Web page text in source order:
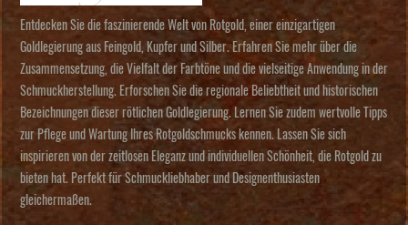
Entdecken Sie die faszinierende Welt von Rotgold, einer einzigartigen
Goldlegierung aus Feingold, Kupfer und Silber. Erfahren Sie mehr über die
Zusammensetzung, die Vielfalt der Farbtöne und die vielseitige Anwendung in der
Schmuckherstellung. Erforschen Sie die regionale Beliebtheit und historischen
Bezeichnungen dieser rötlichen Goldlegierung. Lernen Sie zudem wertvolle Tipps
zur Pflege und Wartung Ihres Rotgoldschmucks kennen. Lassen Sie sich
inspirieren von der zeitlosen Eleganz und individuellen Schönheit, die Rotgold zu
bieten hat. Perfekt für Schmuckliebhaber und Designenthusiasten
gleichermaßen.